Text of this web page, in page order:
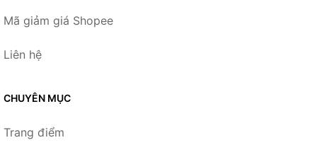
Mã giảm giá Shopee
Liên hệ
CHUYÊN MỤC
Trang điểm